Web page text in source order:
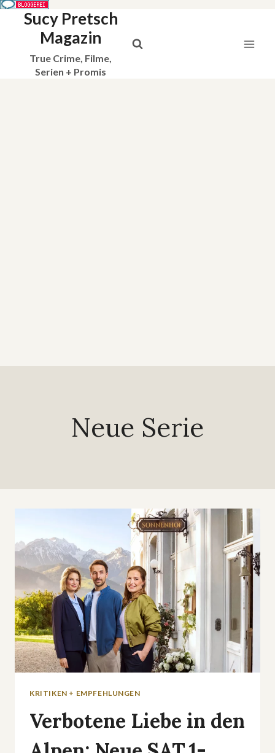
Sucy Pretsch
Magazin
True Crime, Filme,
Serien + Promis
Neue Serie
KRITIKEN + EMPFEHLUNGEN
Verbotene Liebe in den